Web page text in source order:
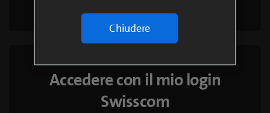
Accedere con il mio login
Swisscom
Chiudere